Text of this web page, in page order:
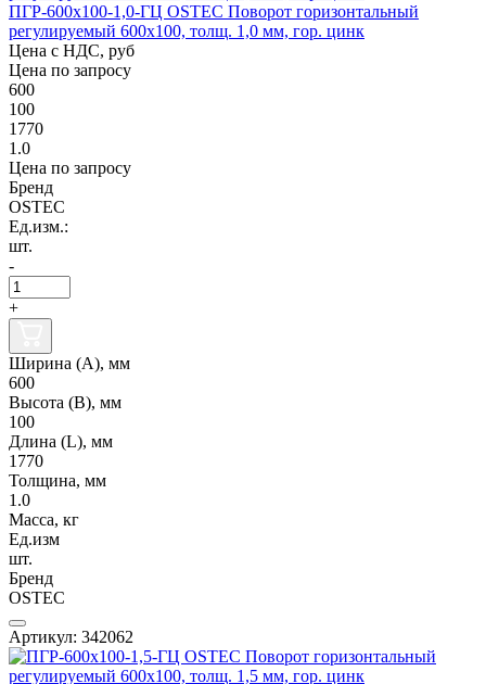
ПГР-600х100-1,0-ГЦ OSTEC Поворот горизонтальный
регулируемый 600х100, толщ. 1,0 мм, гор. цинк
Цена с НДС, руб
Цена по запросу
600
100
1770
1.0
Цена по запросу
Бренд
OSTEC
Ед.изм.:
шт.
-
+
Ширина (А), мм
600
Высота (В), мм
100
Длина (L), мм
1770
Толщина, мм
1.0
Масса, кг
Ед.изм
шт.
Бренд
OSTEC
Артикул: 342062